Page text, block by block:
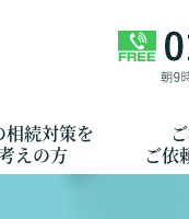
相続対策を
えの方
ご依